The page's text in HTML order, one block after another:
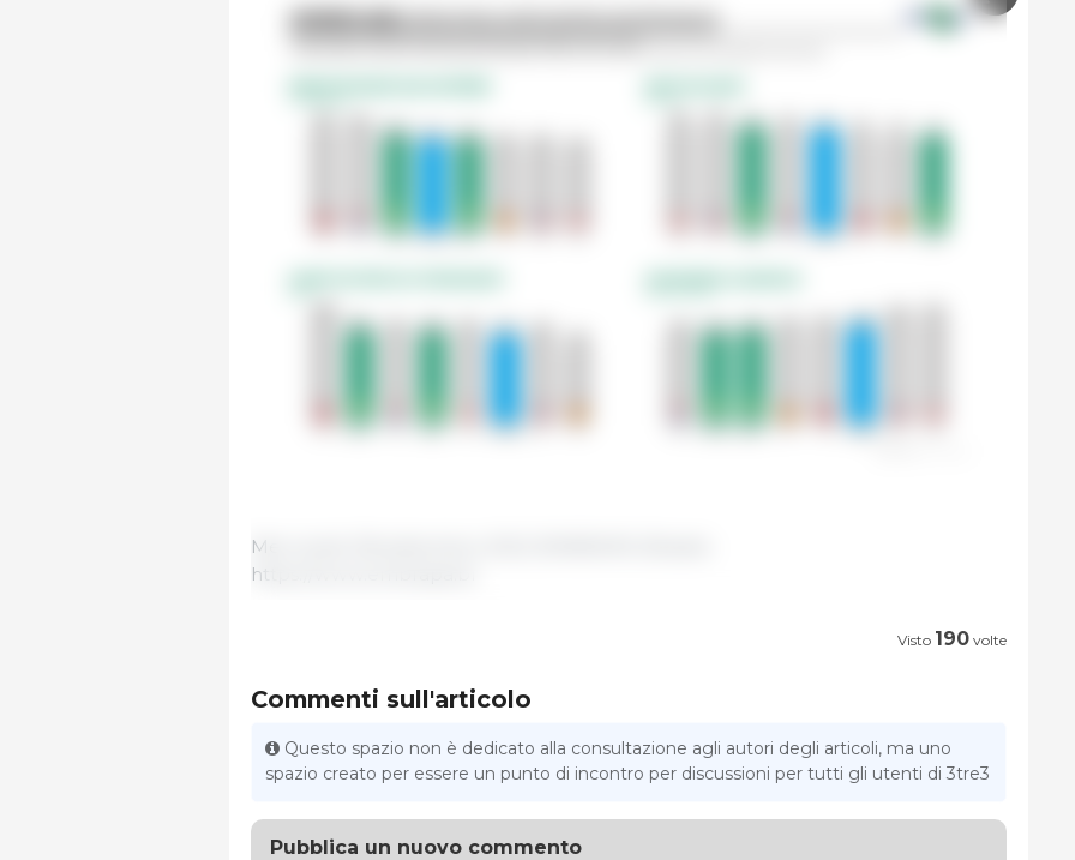
Mercoledì 28 settembre 2022 /EMBRAPA /Brasile.
https://www.embrapa.br
Visto 190 volte
Commenti sull'articolo
Questo spazio non è dedicato alla consultazione agli autori degli articoli, ma uno
spazio creato per essere un punto di incontro per discussioni per tutti gli utenti di 3tre3
Pubblica un nuovo commento